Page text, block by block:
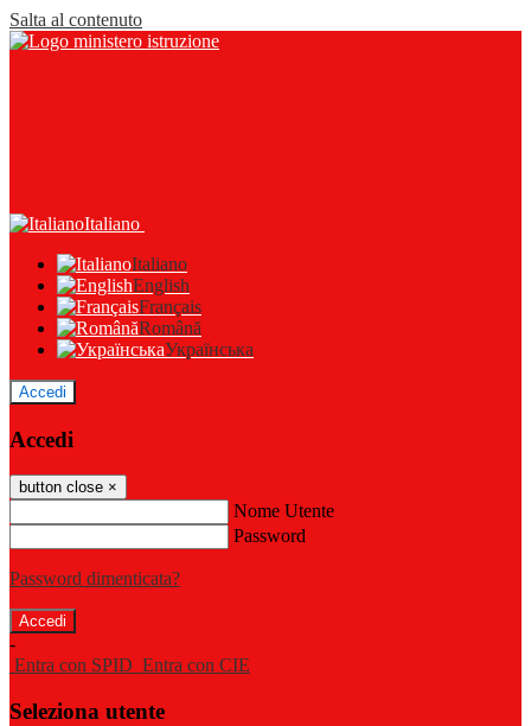
Salta al contenuto
Italiano
Italiano
English
Français
Română
Українська
Accedi
Accedi
button close ×
Nome Utente
Password
Password dimenticata?
-
Entra con SPID Entra con CIE
Seleziona utente